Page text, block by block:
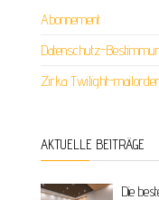
Abonnement
Datenschutz-
Zirka Twilight-mailorder
AKTUELLE BEITRÄGE
Die